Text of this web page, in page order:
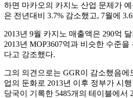
하면 마카오의 카지노 산업 문제가
은 전년대비 3.7% 감소했고, 7월에
2013년 9월 카지노 매출액은 290억
2013년 MOP3607억과 비슷한 수준
다고 강조했다.
그의 의견으로는 GGR이 감소했음
업의 둔화로 2013년 이후 정부가 시
당국이 기록한 5485개의 테이블에서